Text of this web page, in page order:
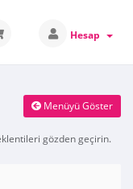
Hesap
Menüyü Göster
gözden geçirin.